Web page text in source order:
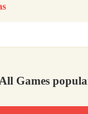
Games